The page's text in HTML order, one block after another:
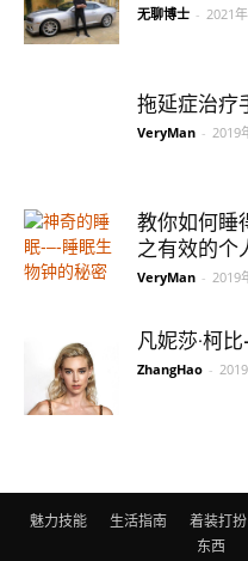
无聊博士 - 2021
拖延症治疗
VeryMan - 2019
教你如何睡
之有效的个
VeryMan - 2019
凡妮莎·柯
ZhangHao -
魅力技能 生活指南 着装打扮
东西